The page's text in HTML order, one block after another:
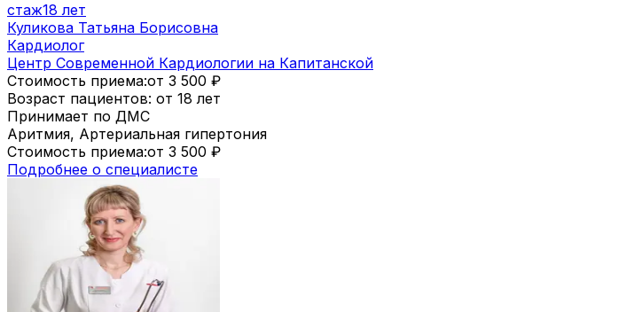
стаж18 лет
Куликова Татьяна Борисовна
Кардиолог
Центр Современной Кардиологии на Капитанской
Стоимость приема:от 3 500 ₽
Возраст пациентов: от 18 лет
Принимает по ДМС
Аритмия, Артериальная гипертония
Стоимость приема:от 3 500 ₽
Подробнее о специалисте